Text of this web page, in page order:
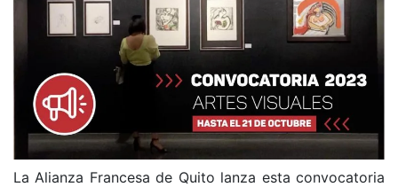
La Alianza Francesa de Quito lanza esta convocatoria